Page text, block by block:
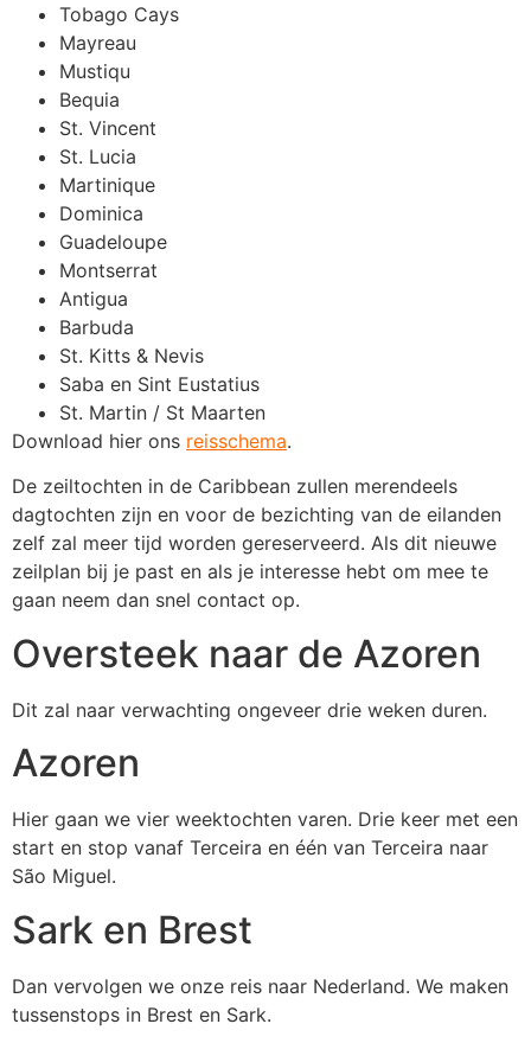
Tobago Cays
Mayreau
Mustiqu
Bequia
St. Vincent
St. Lucia
Martinique
Dominica
Guadeloupe
Montserrat
Antigua
Barbuda
St. Kitts & Nevis
Saba en Sint Eustatius
St. Martin / St Maarten
Download hier ons reisschema.
De zeiltochten in de Caribbean zullen merendeels
dagtochten zijn en voor de bezichting van de eilanden
zelf zal meer tijd worden gereserveerd. Als dit nieuwe
zeilplan bij je past en als je interesse hebt om mee te
gaan neem dan snel contact op.
Oversteek naar de Azoren
Dit zal naar verwachting ongeveer drie weken duren.
Azoren
Hier gaan we vier weektochten varen. Drie keer met een
start en stop vanaf Terceira en één van Terceira naar
São Miguel.
Sark en Brest
Dan vervolgen we onze reis naar Nederland. We maken
tussenstops in Brest en Sark.